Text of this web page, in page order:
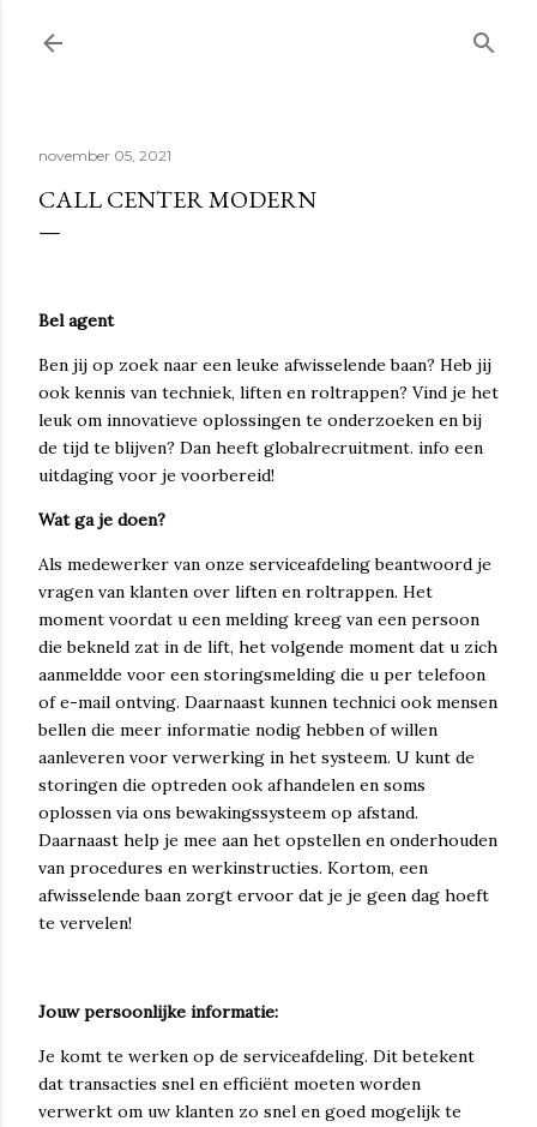
november 05, 2021
CALL CENTER MODERN
Bel agent
Ben jij op zoek naar een leuke afwisselende baan? Heb jij
ook kennis van techniek, liften en roltrappen? Vind je het
leuk om innovatieve oplossingen te onderzoeken en bij
de tijd te blijven? Dan heeft globalrecruitment. info een
uitdaging voor je voorbereid!
Wat ga je doen?
Als medewerker van onze serviceafdeling beantwoord je
vragen van klanten over liften en roltrappen. Het
moment voordat u een melding kreeg van een persoon
die bekneld zat in de lift, het volgende moment dat u zich
aanmeldde voor een storingsmelding die u per telefoon
of e-mail ontving. Daarnaast kunnen technici ook mensen
bellen die meer informatie nodig hebben of willen
aanleveren voor verwerking in het systeem. U kunt de
storingen die optreden ook afhandelen en soms
oplossen via ons bewakingssysteem op afstand.
Daarnaast help je mee aan het opstellen en onderhouden
van procedures en werkinstructies. Kortom, een
afwisselende baan zorgt ervoor dat je je geen dag hoeft
te vervelen!
Jouw persoonlijke informatie:
Je komt te werken op de serviceafdeling. Dit betekent
dat transacties snel en efficiënt moeten worden
verwerkt om uw klanten zo snel en goed mogelijk te